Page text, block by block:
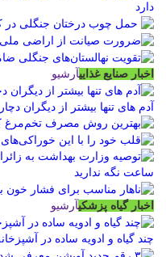
اخبار صنایع غذاییآرشیو
آدم های تنها بیشتر از دیگران
اخبار گیاه پزشکیآرشیو
چند گیاه و ادویه ساده در